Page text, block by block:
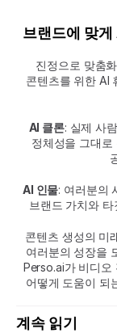
브랜드에 맞
진정으로 맞춤
콘텐츠를 위한 AI
AI 클론: 실제 사
정체성을 그대로
AI 인물: 여러분의
브랜드 가치와
콘텐츠 생성의 미
여러분의 성장을
Perso.ai가 비디오
어떻게 도움이 되
계속 읽기